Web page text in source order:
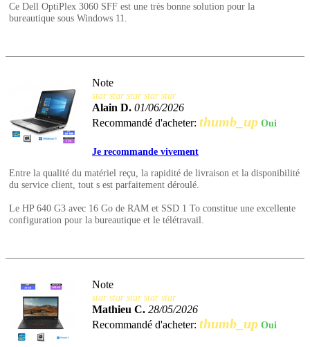
Ce Dell OptiPlex 3060 SFF est une très bonne solution pour la
bureautique sous Windows 11.
Note
star star star star star
Alain D. 01/06/2026
Recommandé d'acheter: thumb_up Oui
Je recommande vivement
Entre la qualité du matériel reçu, la rapidité de livraison et la disponibilité
du service client, tout s est parfaitement déroulé.
Le HP 640 G3 avec 16 Go de RAM et SSD 1 To constitue une excellente
configuration pour la bureautique et le télétravail.
Note
star star star star star
Mathieu C. 28/05/2026
Recommandé d'acheter: thumb_up Oui